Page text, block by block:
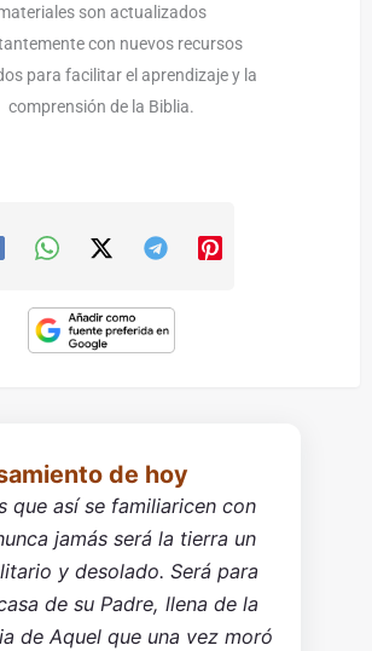
son actualizados
con nuevos recursos
para facilitar el aprendizaje y la
comprensión de la Biblia.
de hoy
que así se familiaricen con
jamás será la tierra un
y desolado. Será para
de su Padre, llena de la
de Aquel que una vez moró